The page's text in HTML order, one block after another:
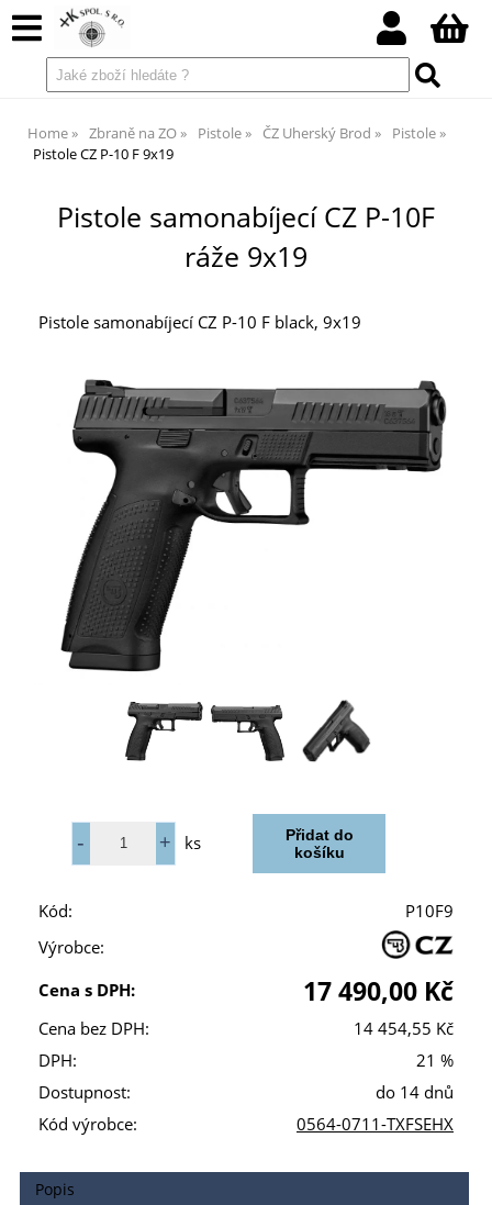
Home Zbraně na ZO Pistole ČZ Uherský Brod
Pistole
Pistole CZ P-10 F 9x19
Pistole samonabíjecí CZ P-10F
ráže 9x19
Pistole samonabíjecí CZ P-10 F black, 9x19
ks
Kód:
P10F9
Výrobce:
Cena s DPH:
17 490,00 Kč
Cena bez DPH:
14 454,55 Kč
DPH:
21 %
Dostupnost:
do 14 dnů
Kód výrobce:
0564-0711-TXFSEHX
Popis